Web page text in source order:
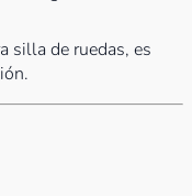
silla de ruedas, es